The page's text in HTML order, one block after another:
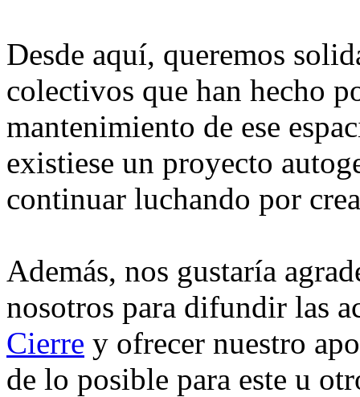
Desde aquí, queremos
colectivos que han hecho
mantenimiento de ese
existiese un proyecto
continuar luchando por
Además, nos gustaría
nosotros para difundir las
Cierre y ofrecer nuestro
de lo posible para este u